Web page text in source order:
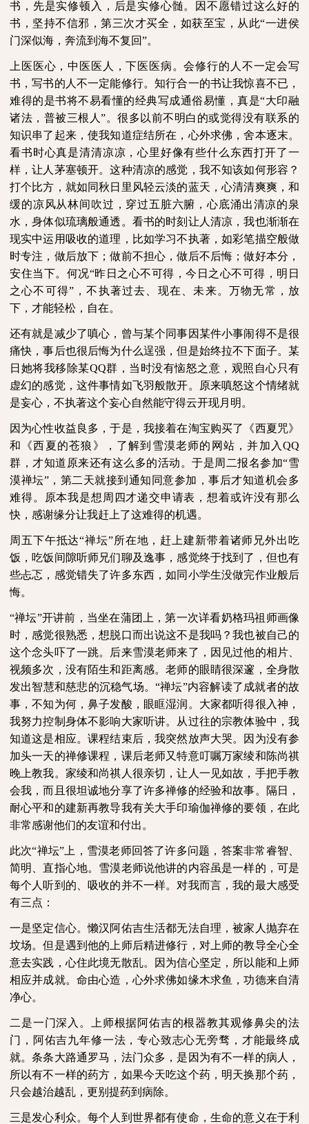
书，先是实修顿入，后是实修心髄。因不愿错过这么好的
书，坚持不信邪，第三次才买全，如获至宝，从此“一进侯
门深似海，奔流到海不复回”。
上医医心，中医医人，下医医病。会修行的人不一定会写
书，写书的人不一定能修行。知行合一的书让我惊喜不已，
难得的是书将不易看懂的经典写成通俗易懂，真是“大印融
诸法，普被三根人”。很多以前不明白的或觉得没有联系的
知识串了起来，使我知道症结所在，心外求佛，舍本逐末。
看书时心真是清清凉凉，心里好像有些什么东西打开了一
样，让人茅塞顿开。这种清凉的感觉，我不知该如何形容？
打个比方，就如同秋日里风轻云淡的蓝天，心清清爽爽，和
缓的凉风从林间吹过，穿过五脏六腑，心底涌出清凉的泉
水，身体似琉璃般通透。看书的时刻让人清凉，我也渐渐在
现实中运用吸收的道理，比如学习不执著，如彩笔描空般做
时专注，做后放下；做前不担心，做后不后悔；做好本分，
安住当下。何况“昨日之心不可得，今日之心不可得，明日
之心不可得”，不执著过去、现在、未来。万物无常，放
下，才能轻松，自在。
还有就是减少了嗔心，曾与某个同事因某件小事闹得不是很
痛快，事后也很后悔为什么逞强，但是始终拉不下面子。某
日她将我移除某QQ群，当时没有恼怒之意，观照自心只有
虚幻的感觉，这件事情如飞羽般散开。原来嗔怒这个情绪就
是妄心，不执著这个妄心自然能守得云开现月明。
因为心性收益良多，于是，我接着在淘宝购买了《西夏咒》
和《西夏的苍狼》，了解到雪漠老师的网站，并加入 QQ
群，才知道原来还有这么多的活动。于是周二报名参加“雪
漠禅坛”，第二天就接到通知同意参加，事后才知道机会多
难得。原本我是想周四才递交申请表，想着或许没有那么
快，感谢缘分让我赶上了这难得的机遇。
周五下午抵达“禅坛”所在地，赶上建新带着诸师兄外出吃
饭，吃饭间隙听师兄们聊及逸事，感觉终于找到了，但也有
些忐忑，感觉错失了许多东西，如同小学生没做完作业般后
悔。
“禅坛”开讲前，当坐在蒲团上，第一次详看奶格玛祖师画像
时，感觉很熟悉，想脱口而出说这不是我吗？我也被自己的
这个念头吓了一跳。后来雪漠老师来了，因见过他的相片、
视频多次，没有陌生和距离感。老师的眼睛很深邃，全身散
发出智慧和慈悲的沉稳气场。“禅坛”内容解读了成就者的故
事，不知为何，鼻子发酸，眼眶湿润。大家都听得很入神，
我努力控制身体不影响大家听讲。从过往的宗教体验中，我
知道这是相应。课程结束后，我突然放声大哭。因为没有参
加头一天的禅修课程，课后老师又特意叮嘱万家绫和陈尚祺
晚上教我。家绫和尚祺人很亲切，让人一见如故，手把手教
会我，而且很坦诚地分享了许多禅修的经验和故事。隔日，
耐心平和的建新再教导我有关大手印瑜伽禅修的要领，在此
非常感谢他们的友谊和付出。
此次“禅坛”上，雪漠老师回答了许多问题，答案非常睿智、
简明、直指心地。雪漠老师说他讲的内容虽是一样的，可是
每个人听到的、吸收的并不一样。对我而言，我的最大感受
有三点：
一是坚定信心。懒汉阿佑吉生活都无法自理，被家人抛弃在
坟场。但是遇到他的上师后精进修行，对上师的教导全心全
意去实践，心住此境无散乱。因为信心坚定，所以能和上师
相应并成就。命由心造，心外求佛如缘木求鱼，功德来自清
净心。
二是一门深入。上师根据阿佑吉的根器教其观修鼻尖的法
门，阿佑吉九年修一法，专心致志心无旁骛，才能最终成
就。条条大路通罗马，法门众多，是因为有不一样的病人，
所以有不一样的药方，如果今天吃这个药，明天换那个药，
只会越治越乱，更别提药到病除。
三是发心利众。每个人到世界都有使命，生命的意义在于利